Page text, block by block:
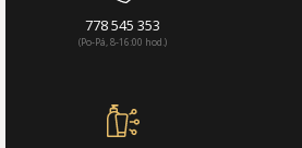
778 545 353
(Po-Pá, 8-16:00 hod.)